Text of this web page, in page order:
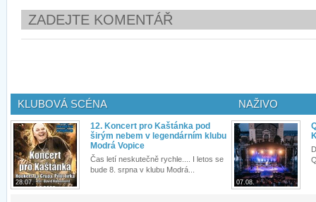
ZADEJTE KOMENTÁŘ
KLUBOVÁ SCÉNA
28.07.
12. Koncert pro Kaštánka pod
širým nebem v legendárním klubu
Modrá Vopice
Čas letí neskutečně rychle.... I letos se
bude 8. srpna v klubu Modrá...
NAŽIVO
07.08.